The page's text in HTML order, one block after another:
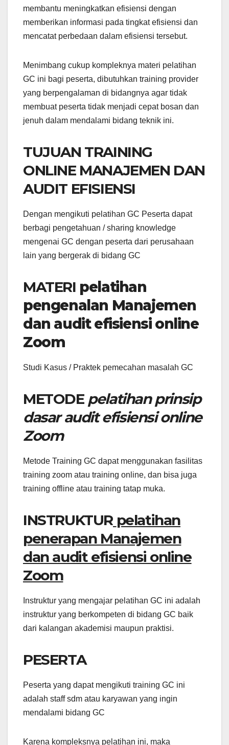
membantu meningkatkan efisiensi dengan
memberikan informasi pada tingkat efisiensi dan
mencatat perbedaan dalam efisiensi tersebut.
Menimbang cukup kompleknya materi pelatihan
GC ini bagi peserta, dibutuhkan training provider
yang berpengalaman di bidangnya agar tidak
membuat peserta tidak menjadi cepat bosan dan
jenuh dalam mendalami bidang teknik ini.
TUJUAN TRAINING
ONLINE MANAJEMEN DAN
AUDIT EFISIENSI
Dengan mengikuti pelatihan GC Peserta dapat
berbagi pengetahuan / sharing knowledge
mengenai GC dengan peserta dari perusahaan
lain yang bergerak di bidang GC
MATERI pelatihan
pengenalan Manajemen
dan audit efisiensi online
Zoom
Studi Kasus / Praktek pemecahan masalah GC
METODE pelatihan prinsip
dasar audit efisiensi online
Zoom
Metode Training GC dapat menggunakan fasilitas
training zoom atau training online, dan bisa juga
training offline atau training tatap muka.
INSTRUKTUR pelatihan
penerapan Manajemen
dan audit efisiensi online
Zoom
Instruktur yang mengajar pelatihan GC ini adalah
instruktur yang berkompeten di bidang GC baik
dari kalangan akademisi maupun praktisi.
PESERTA
Peserta yang dapat mengikuti training GC ini
adalah staff sdm atau karyawan yang ingin
mendalami bidang GC
Karena kompleksnya pelatihan ini, maka